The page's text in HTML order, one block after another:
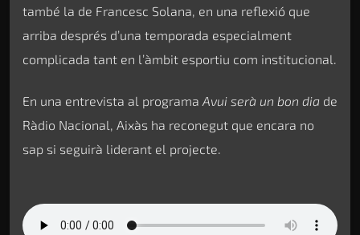
també la de Francesc Solana, en una reflexió que
arriba després d’una temporada especialment
complicada tant en l’àmbit esportiu com institucional.
En una entrevista al programa Avui serà un bon dia de
Ràdio Nacional, Aixàs ha reconegut que encara no
sap si seguirà liderant el projecte.